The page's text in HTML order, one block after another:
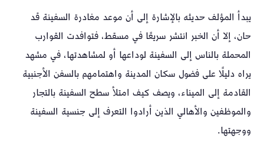
يبدأ المؤلف حديثه بالإشارة إلى أن موعد مغادرة السفينة قد
حان، إلا أن الخبر انتشر سريعًا في مسقط، فتوافدت القوارب
المحملة بالناس إلى السفينة لوداعها أو لمشاهدتها، في مشهد
يراه دليلًا على فضول سكان المدينة واهتمامهم بالسفن الأجنبية
القادمة إلى الميناء، ويصف كيف امتلأ سطح السفينة بالتجار
والموظفين والأهالي الذين أرادوا التعرف إلى جنسية السفينة
ووجهتها.